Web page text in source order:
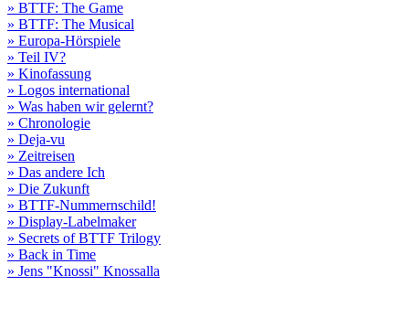
» BTTF: The Game
» BTTF: The Musical
» Europa-Hörspiele
» Teil IV?
» Kinofassung
» Logos international
» Was haben wir gelernt?
» Chronologie
» Deja-vu
» Zeitreisen
» Das andere Ich
» Die Zukunft
» BTTF-Nummernschild!
» Display-Labelmaker
» Secrets of BTTF Trilogy
» Back in Time
» Jens "Knossi" Knossalla